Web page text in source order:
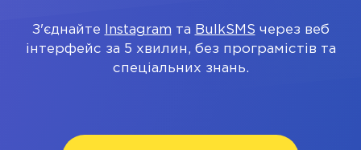
З'єднайте Instagram та BulkSMS через веб
інтерфейс за 5 хвилин, без програмістів та
спеціальних знань.